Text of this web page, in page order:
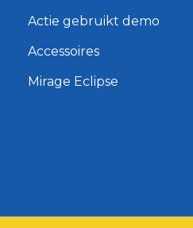
Actie gebruikt demo
Accessoires
Mirage Eclipse